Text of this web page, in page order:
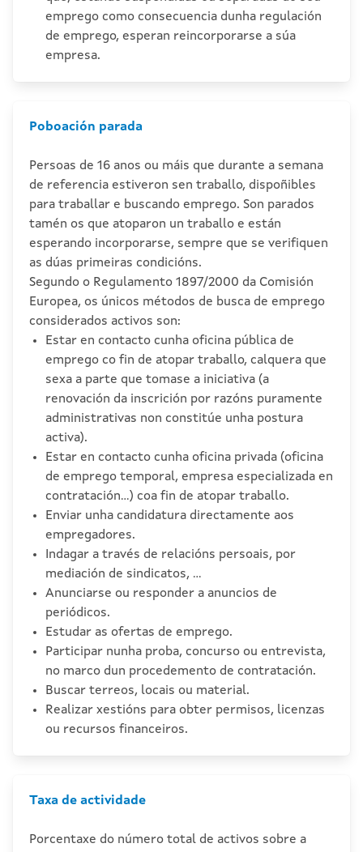
emprego como consecuencia dunha regulación
de emprego, esperan reincorporarse a súa
empresa.
Poboación parada
Persoas de 16 anos ou máis que durante a semana
de referencia estiveron sen traballo, dispoñibles
para traballar e buscando emprego. Son parados
tamén os que atoparon un traballo e están
esperando incorporarse, sempre que se verifiquen
as dúas primeiras condicións.
Segundo o Regulamento 1897/2000 da Comisión
Europea, os únicos métodos de busca de emprego
considerados activos son:
Estar en contacto cunha oficina pública de
emprego co fin de atopar traballo, calquera que
sexa a parte que tomase a iniciativa (a
renovación da inscrición por razóns puramente
administrativas non constitúe unha postura
activa).
Estar en contacto cunha oficina privada (oficina
de emprego temporal, empresa especializada en
contratación...) coa fin de atopar traballo.
Enviar unha candidatura directamente aos
empregadores.
Indagar a través de relacións persoais, por
mediación de sindicatos, ...
Anunciarse ou responder a anuncios de
periódicos.
Estudar as ofertas de emprego.
Participar nunha proba, concurso ou entrevista,
no marco dun procedemento de contratación.
Buscar terreos, locais ou material.
Realizar xestións para obter permisos, licenzas
ou recursos financeiros.
Taxa de actividade
Porcentaxe do número total de activos sobre a